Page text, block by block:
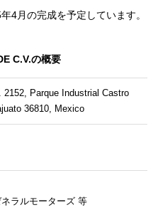
4月の完成を予定しています。
C.V.の概要
2152, Parque Industrial Castro
36810, Mexico
ラルモーターズ 等